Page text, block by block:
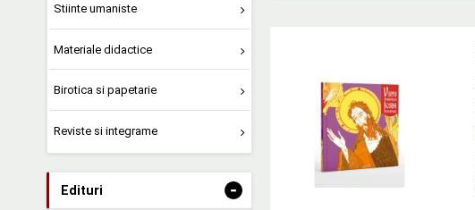
Stiinte umaniste
Materiale didactice
Birotica si papetarie
Reviste si integrame
Edituri -